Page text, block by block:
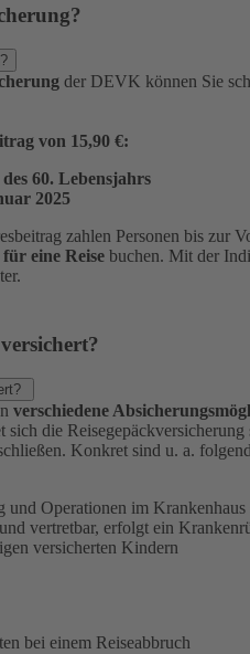
der DEVK können Sie
von 15,90 €:
60. Lebensjahrs
2025
zahlen Personen bis zur
eine Reise buchen. Mit der
verschiedene
sich die
Konkret sind u. a.
Operationen im
vertretbar, erfolgt ein
versicherten Kindern
bei einem Reiseabbruch